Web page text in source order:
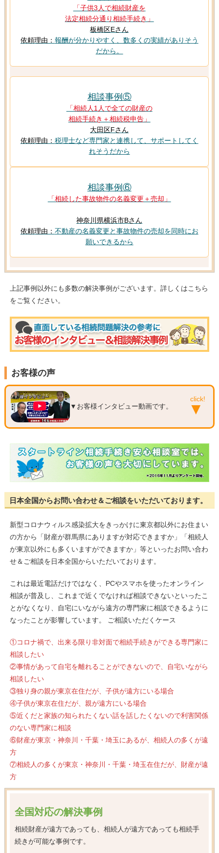
「子供3人で相続財産を
法定相続分通り相続手続き」
板橋区Eさん
依頼理由： 報酬が分かりやすく、数多くの実績がありそう
だから。
相談事例⑤
「相続人1人で全ての財産の
相続手続き＋相続税申告」
大田区Fさん
依頼理由： 税理士など専門家と連携して、サポートしてく
れそうだから
相談事例⑥
「相続した事故物件の名義変更＋売却」
神奈川県横浜市Bさん
依頼理由： 不動産の名義変更と事故物件の売却を同時にお
願いできるから
上記事例以外にも多数の解決事例がございます。詳しくはこちら
をご覧ください。
お客様の声
▼お客様インタビュー動画です。
日本全国からお問い合わせ＆ご相談をいただいております。
新型コロナウィルス感染拡大をきっかけに東京都以外にお住まい
の方から「財産が群馬県にありますが対応できますか」「相続人
が東京以外にも多くいますができますか」等といったお問い合わ
せ＆ご相談を日本全国からいただいております。
これは最近電話だけではなく、PCやスマホを使ったオンライン
相談が普及し、これまで近くでなければ相談できないといったこ
とがなくなり、自宅にいながら遠方の専門家に相談できるように
なったことが影響しています。 ご相談いただくケース
①コロナ禍で、出来る限り非対面で相続手続きができる専門家に
相談したい
②事情があって自宅を離れることができないので、自宅いながら
相談したい
③独り身の親が東京在住だが、子供が遠方にいる場合
④子供が東京在住だが、親が遠方にいる場合
⑤近くだと家族の知られたくない話を話したくないので利害関係
のない専門家に相談
⑥財産が東京・神奈川・千葉・埼玉にあるが、相続人の多くが遠
方
⑦相続人の多くが東京・神奈川・千葉・埼玉在住だが、財産が遠
方
全国対応の解決事例
相続財産が遠方であっても、相続人が遠方であっても相続手
続きが可能な事例です。